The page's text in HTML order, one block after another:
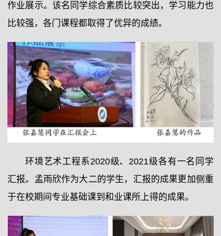
作业展示。该名同学综合素质比较突出，学习能力也
比较强，各门课程都取得了优异的成绩。
环境艺术工程系2020级、2021级各有一名同学
汇报。孟雨欣作为大二的学生，汇报的成果更加侧重
于在校期间专业基础课到和业课所上得的成果。